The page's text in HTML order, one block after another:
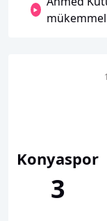
mükemmel
Konyaspor
3